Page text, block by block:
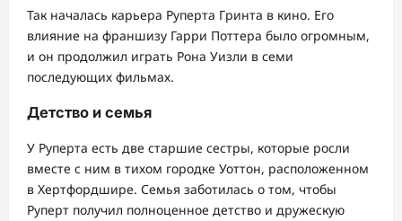
Так началась карьера Руперта Гринта в кино. Его
влияние на франшизу Гарри Поттера было огромным,
и он продолжил играть Рона Уизли в семи
последующих фильмах.
Детство и семья
У Руперта есть две старшие сестры, которые росли
вместе с ним в тихом городке Уоттон, расположенном
в Хертфордшире. Семья заботилась о том, чтобы
Руперт получил полноценное детство и дружескую